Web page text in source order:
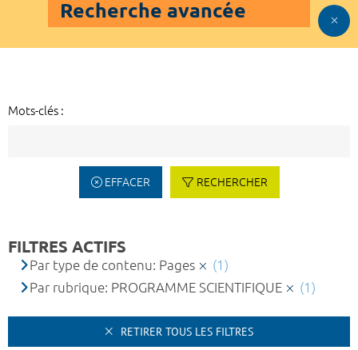
Recherche avancée
Mots-clés :
EFFACER RECHERCHER
FILTRES ACTIFS
Par type de contenu: Pages
(1)
Par rubrique: PROGRAMME SCIENTIFIQUE
(1)
RETIRER TOUS LES FILTRES